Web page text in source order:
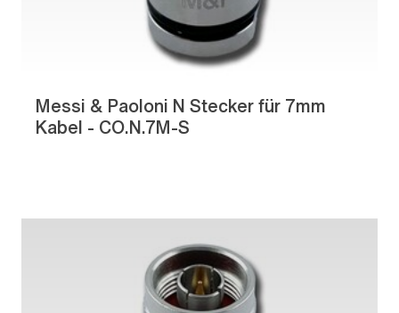
Messi & Paoloni N Stecker für 7mm
Kabel - CO.N.7M-S